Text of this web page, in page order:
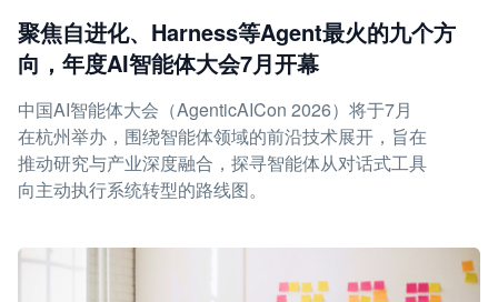
聚焦自进化、Harness等Agent最火的九个方
向，年度AI智能体大会7月开幕
中国AI智能体大会（AgenticAICon 2026）将于7月
在杭州举办，围绕智能体领域的前沿技术展开，旨在
推动研究与产业深度融合，探寻智能体从对话式工具
向主动执行系统转型的路线图。